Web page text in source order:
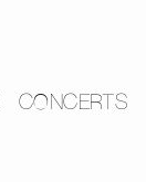
CONCERTS